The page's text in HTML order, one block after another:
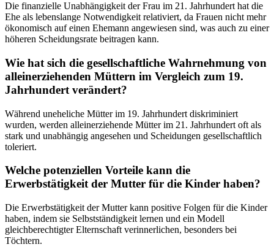
Die finanzielle Unabhängigkeit der Frau im 21. Jahrhundert hat die
Ehe als lebenslange Notwendigkeit relativiert, da Frauen nicht mehr
ökonomisch auf einen Ehemann angewiesen sind, was auch zu einer
höheren Scheidungsrate beitragen kann.
Wie hat sich die gesellschaftliche Wahrnehmung von
alleinerziehenden Müttern im Vergleich zum 19.
Jahrhundert verändert?
Während uneheliche Mütter im 19. Jahrhundert diskriminiert
wurden, werden alleinerziehende Mütter im 21. Jahrhundert oft als
stark und unabhängig angesehen und Scheidungen gesellschaftlich
toleriert.
Welche potenziellen Vorteile kann die
Erwerbstätigkeit der Mutter für die Kinder haben?
Die Erwerbstätigkeit der Mutter kann positive Folgen für die Kinder
haben, indem sie Selbstständigkeit lernen und ein Modell
gleichberechtigter Elternschaft verinnerlichen, besonders bei
Töchtern.